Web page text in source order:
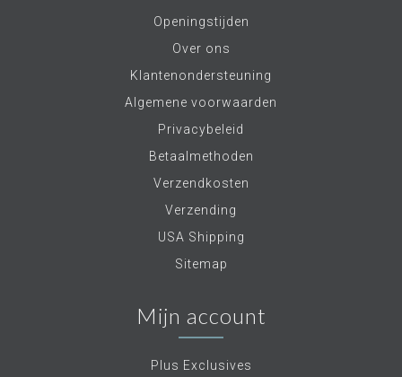
Openingstijden
Over ons
Klantenondersteuning
Algemene voorwaarden
Privacybeleid
Betaalmethoden
Verzendkosten
Verzending
USA Shipping
Sitemap
Mijn account
Plus Exclusives